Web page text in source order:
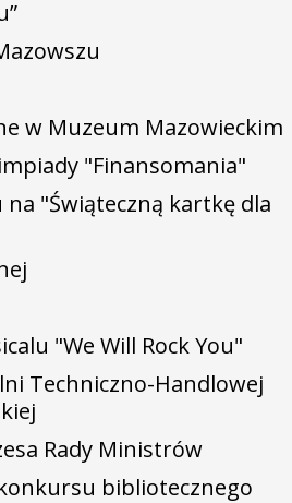
w Muzeum Mazowieckim
"Finansomania"
"Świąteczną kartkę dla
"We Will Rock You"
Techniczno-Handlowej
Rady Ministrów
bibliotecznego